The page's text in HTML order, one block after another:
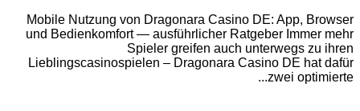
Mobile Nutzung von Dragonara Casino DE: App, Browser
und Bedienkomfort — ausführlicher Ratgeber Immer mehr
Spieler greifen auch unterwegs zu ihren
Lieblingscasinospielen – Dragonara Casino DE hat dafür
zwei optimierte...